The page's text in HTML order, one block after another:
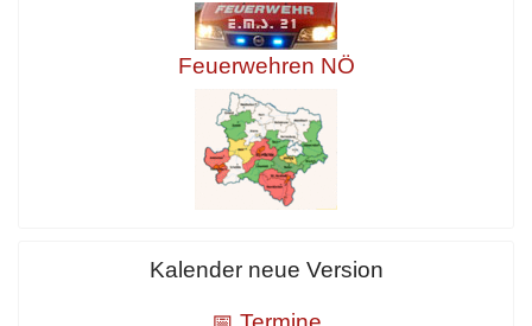
Feuerwehren NÖ
Kalender neue Version